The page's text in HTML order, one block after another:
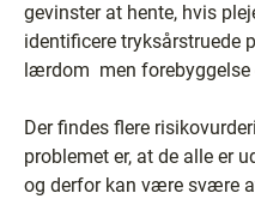
gevinster at hente, hvis
identificere tryksårstruede
lærdom ­ men forebyggelse
Der findes flere
problemet er, at de alle er
og derfor kan være svære